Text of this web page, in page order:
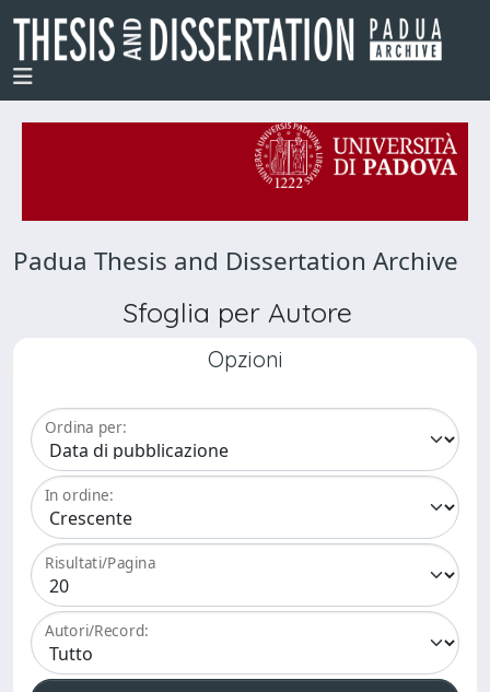
Padua Thesis and Dissertation Archive
Sfoglia per Autore
Opzioni
Ordina per:
In ordine:
Risultati/Pagina
Autori/Record: